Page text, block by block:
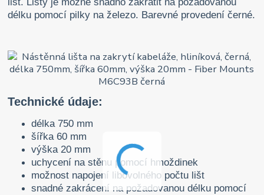
délku pomocí pilky na železo. Barevné provedení černé.
Technické údaje:
délka 750 mm
šířka 60 mm
výška 20 mm
uchycení na stěnu pomocí hmoždinek
možnost napojení libovolného počtu lišt
snadné zakrácení na požadovanou délku pomocí